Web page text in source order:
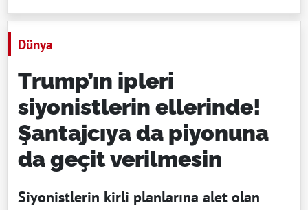
Dünya
Trump’ın ipleri
siyonistlerin ellerinde!
Şantajcıya da piyonuna
da geçit verilmesin
Siyonistlerin kirli planlarına alet olan